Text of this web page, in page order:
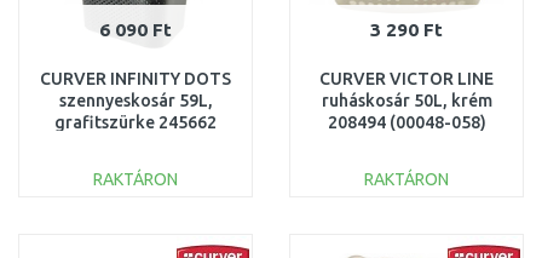
6 090 Ft
CURVER INFINITY DOTS
szennyeskosár 59L,
grafitszürke 245662
RAKTÁRON
Összehasonlítás
3 290 Ft
CURVER VICTOR LINE
ruháskosár 50L, krém
208494 (00048-058)
RAKTÁRON
Összehasonlítás